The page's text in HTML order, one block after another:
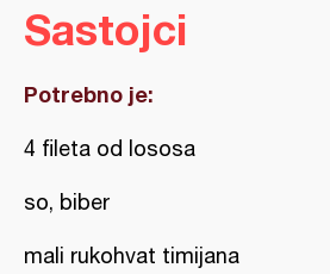
Sastojci
Potrebno je:
4 fileta od lososa
so, biber
mali rukohvat timijana